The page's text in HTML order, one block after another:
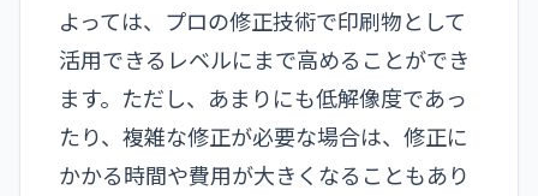
よっては、プロの修正技術で印刷物として
活用できるレベルにまで高めることができ
ます。ただし、あまりにも低解像度であっ
たり、複雑な修正が必要な場合は、修正に
かかる時間や費用が大きくなることもあり